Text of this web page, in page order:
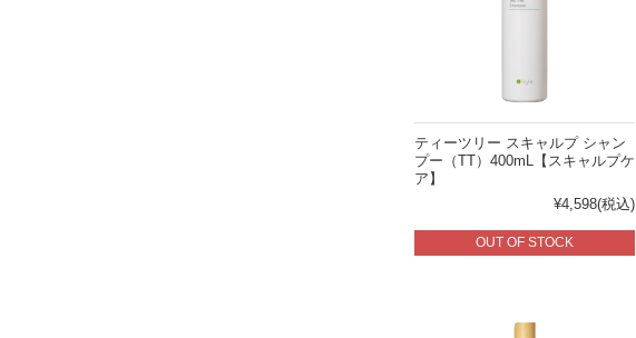
ティーツリー スキャルプ シャン
プー（TT）400mL【スキャルプケ
ア】
¥4,598(税込)
OUT OF STOCK